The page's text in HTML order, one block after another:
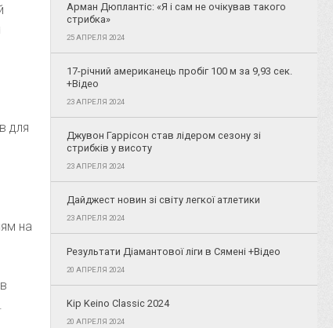
для
на
Арман Дюплантіс: «Я і сам не очікував такого
стрибка»
25 АПРЕЛЯ 2024
17-річний американець пробіг 100 м за 9,93 сек.
+Відео
23 АПРЕЛЯ 2024
Джувон Гаррісон став лідером сезону зі
стрибків у висоту
23 АПРЕЛЯ 2024
Дайджест новин зі світу легкої атлетики
23 АПРЕЛЯ 2024
Результати Діамантової ліги в Сямені +Відео
20 АПРЕЛЯ 2024
Kip Keino Classic 2024
20 АПРЕЛЯ 2024